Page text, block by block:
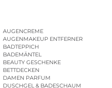
AUGENCREME
AUGENMAKEUP ENTFERNER
BADTEPPICH
BADEMÄNTEL
BEAUTY GESCHENKE
BETTDECKEN
DAMEN PARFUM
DUSCHGEL & BADESCHAUM